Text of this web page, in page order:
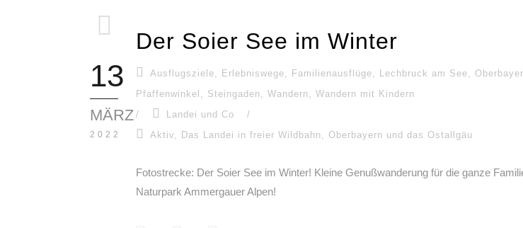
13
MÄRZ
2022
Der Soier See im Winter
Ausflugsziele, Erlebniswege, Familienausflüge, Lechbruck am See,
Pfaffenwinkel , Steingaden, Wandern, Wandern mit Kindern
/
Landei und Co
/
Aktiv, Das Landei in freier Wildbahn, Oberbayern und das Ostallgäu
Fotostrecke: Der Soier See im Winter! Kleine Genußwanderung für die ganze
Naturpark Ammergauer Alpen!